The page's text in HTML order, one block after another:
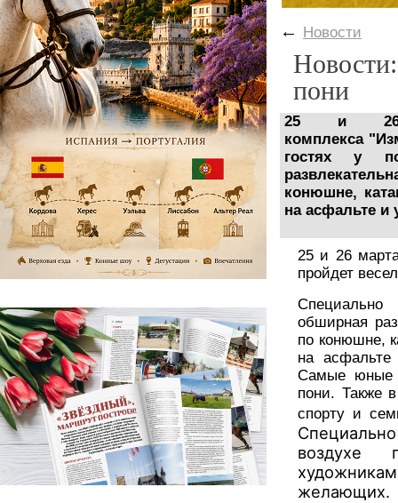
← Новости
пони
25 и 26
комплекса
гостях у
конюшне,
на асфальте и
25 и 26
пройдет
Специально
обширная
по конюшне,
на
Самые юные
пони. Также
спорту и
воздухе
желающих.